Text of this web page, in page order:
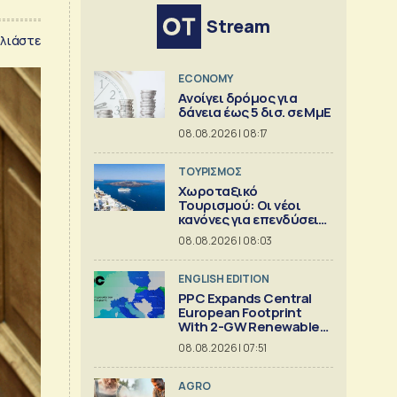
Stream
ECONOMY
Aνοίγει δρόμος για
δάνεια έως 5 δισ. σε ΜμΕ
08.08.2026 | 08:17
ΤΟΥΡΙΣΜΟΣ
Χωροταξικό
Τουρισμού: Οι νέοι
κανόνες για επενδύσεις
και Airbnb
08.08.2026 | 08:03
ENGLISH EDITION
PPC Expands Central
European Footprint
With 2-GW Renewables
Deal
08.08.2026 | 07:51
AGRO